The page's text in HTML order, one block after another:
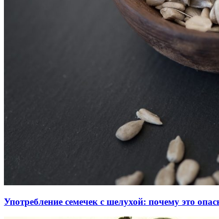
Употребление семечек с шелухой: почему это